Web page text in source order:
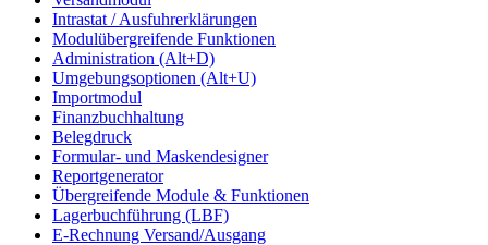
Intrastat / Ausfuhrerklärungen
Modulübergreifende Funktionen
Administration (Alt+D)
Umgebungsoptionen (Alt+U)
Importmodul
Finanzbuchhaltung
Belegdruck
Formular- und Maskendesigner
Reportgenerator
Übergreifende Module & Funktionen
Lagerbuchführung (LBF)
E-Rechnung Versand/Ausgang